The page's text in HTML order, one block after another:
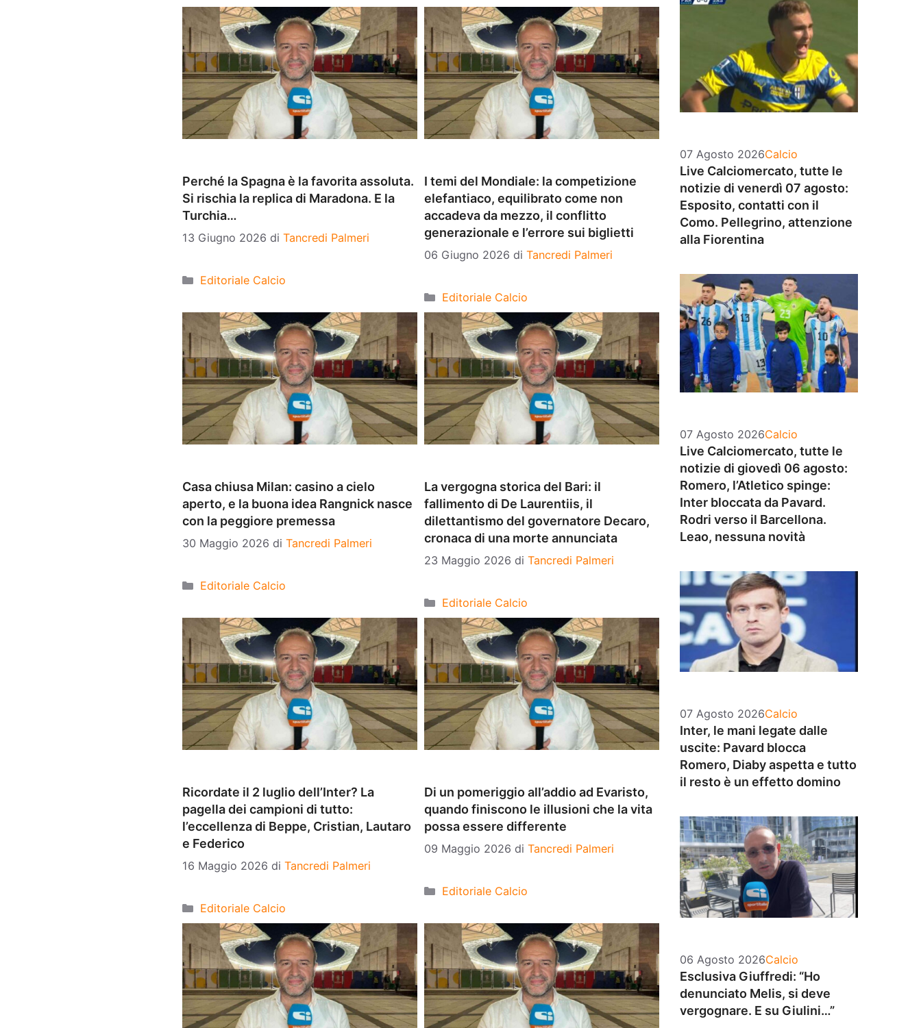
Perché la Spagna è la favorita assoluta.
Si rischia la replica di Maradona. E la
Turchia…
13 Giugno 2026 di Tancredi Palmeri
Categorie
Editoriale Calcio
I temi del Mondiale: la competizione
elefantiaco, equilibrato come non
accadeva da mezzo, il conflitto
generazionale e l’errore sui biglietti
06 Giugno 2026 di Tancredi Palmeri
Categorie
Editoriale Calcio
Casa chiusa Milan: casino a cielo
aperto, e la buona idea Rangnick nasce
con la peggiore premessa
30 Maggio 2026 di Tancredi Palmeri
Categorie
Editoriale Calcio
La vergogna storica del Bari: il
fallimento di De Laurentiis, il
dilettantismo del governatore Decaro,
cronaca di una morte annunciata
23 Maggio 2026 di Tancredi Palmeri
Categorie
Editoriale Calcio
Ricordate il 2 luglio dell’Inter? La
pagella dei campioni di tutto:
l’eccellenza di Beppe, Cristian, Lautaro
e Federico
16 Maggio 2026 di Tancredi Palmeri
Categorie
Editoriale Calcio
Di un pomeriggio all’addio ad Evaristo,
quando finiscono le illusioni che la vita
possa essere differente
09 Maggio 2026 di Tancredi Palmeri
Categorie
Editoriale Calcio
07 Agosto 2026Categorie
Calcio
Live Calciomercato, tutte le
notizie di venerdì 07 agosto:
Esposito, contatti con il
Como. Pellegrino, attenzione
alla Fiorentina
07 Agosto 2026Categorie
Calcio
Live Calciomercato, tutte le
notizie di giovedì 06 agosto:
Romero, l’Atletico spinge:
Inter bloccata da Pavard.
Rodri verso il Barcellona.
Leao, nessuna novità
07 Agosto 2026Categorie
Calcio
Inter, le mani legate dalle
uscite: Pavard blocca
Romero, Diaby aspetta e tutto
il resto è un effetto domino
06 Agosto 2026Categorie
Calcio
Esclusiva Giuffredi: “Ho
denunciato Melis, si deve
vergognare. E su Giulini…”